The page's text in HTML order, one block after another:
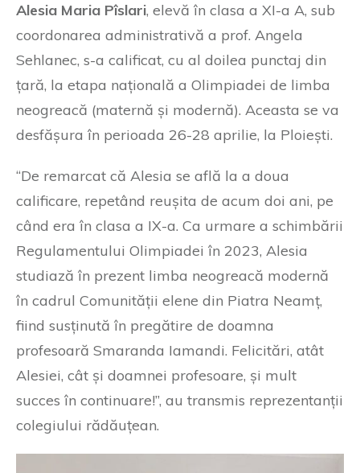
Alesia Maria Pîslari, elevă în clasa a XI-a A, sub
coordonarea administrativă a prof. Angela
Sehlanec, s-a calificat, cu al doilea punctaj din
țară, la etapa națională a Olimpiadei de limba
neogreacă (maternă și modernă). Aceasta se va
desfășura în perioada 26-28 aprilie, la Ploiești.
“De remarcat că Alesia se află la a doua
calificare, repetând reușita de acum doi ani, pe
când era în clasa a IX-a. Ca urmare a schimbării
Regulamentului Olimpiadei în 2023, Alesia
studiază în prezent limba neogreacă modernă
în cadrul Comunității elene din Piatra Neamț,
fiind susținută în pregătire de doamna
profesoară Smaranda Iamandi. Felicitări, atât
Alesiei, cât și doamnei profesoare, și mult
succes în continuare!”, au transmis reprezentanții
colegiului rădăuțean.